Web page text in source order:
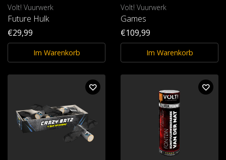
Volt! Vuurwerk
Future Hulk
€29,99
Im Warenkorb
Volt! Vuurwerk
Games
€109,99
Im Warenkorb